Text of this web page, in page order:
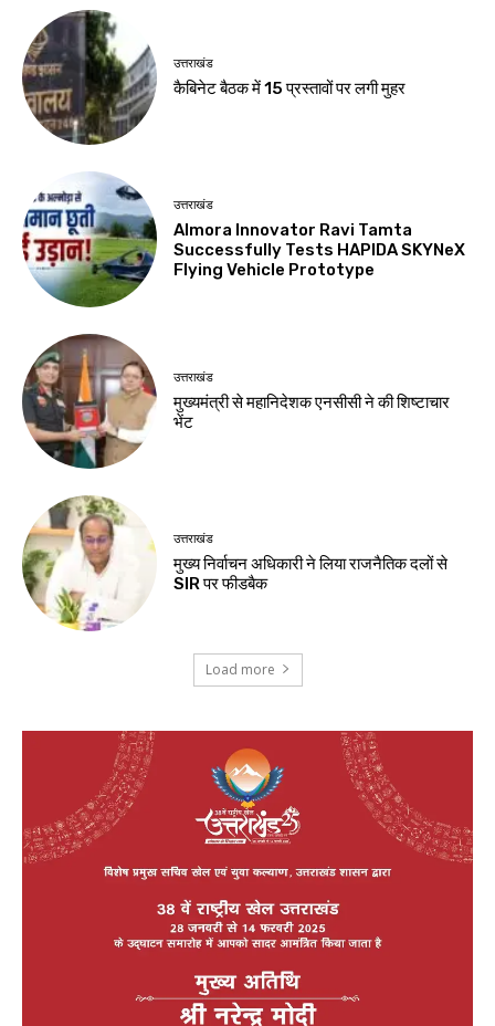
उत्तराखंड
कैबिनेट बैठक में 15 प्रस्तावों पर लगी मुहर
उत्तराखंड
Almora Innovator Ravi Tamta
Successfully Tests HAPIDA SKYNeX
Flying Vehicle Prototype
उत्तराखंड
मुख्यमंत्री से महानिदेशक एनसीसी ने की शिष्टाचार
भेंट
उत्तराखंड
मुख्य निर्वाचन अधिकारी ने लिया राजनैतिक दलों से
SIR पर फीडबैक
Load more